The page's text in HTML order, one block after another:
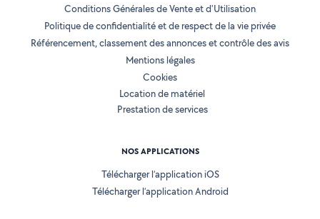
Conditions Générales de Vente et d'Utilisation
Politique de confidentialité et de respect de la vie privée
Référencement, classement des annonces et contrôle des avis
Mentions légales
Cookies
Location de matériel
Prestation de services
NOS APPLICATIONS
Télécharger l’application iOS
Télécharger l’application Android